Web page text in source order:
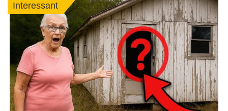
Interessant